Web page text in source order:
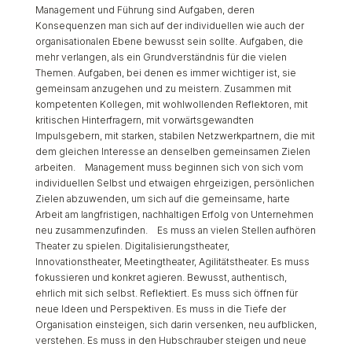
Management und Führung sind Aufgaben, deren
Konsequenzen man sich auf der individuellen wie auch der
organisationalen Ebene bewusst sein sollte. Aufgaben, die
mehr verlangen, als ein Grundverständnis für die vielen
Themen. Aufgaben, bei denen es immer wichtiger ist, sie
gemeinsam anzugehen und zu meistern. Zusammen mit
kompetenten Kollegen, mit wohlwollenden Reflektoren, mit
kritischen Hinterfragern, mit vorwärtsgewandten
Impulsgebern, mit starken, stabilen Netzwerkpartnern, die mit
dem gleichen Interesse an denselben gemeinsamen Zielen
arbeiten.
Management muss beginnen sich von sich vom
individuellen Selbst und etwaigen ehrgeizigen, persönlichen
Zielen abzuwenden, um sich auf die gemeinsame, harte
Arbeit am langfristigen, nachhaltigen Erfolg von Unternehmen
neu zusammenzufinden.
Es muss an vielen Stellen aufhören
Theater zu spielen. Digitalisierungstheater,
Innovationstheater, Meetingtheater, Agilitätstheater. Es muss
fokussieren und konkret agieren. Bewusst, authentisch,
ehrlich mit sich selbst. Reflektiert. Es muss sich öffnen für
neue Ideen und Perspektiven. Es muss in die Tiefe der
Organisation einsteigen, sich darin versenken, neu aufblicken,
verstehen. Es muss in den Hubschrauber steigen und neue